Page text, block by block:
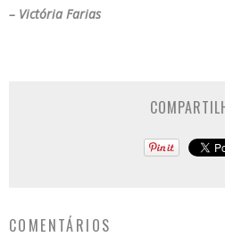
– Victória Farias
COMENTÁRIOS